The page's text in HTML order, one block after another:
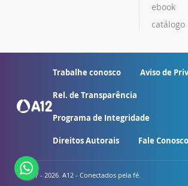
ebook
catálogo
Trabalhe conosco Aviso de
Rel. de Transparência
Programa de Integridade
Direitos Autorais Fale Conosco
© 2007 - 2026. A12 - Conectados pela fé.